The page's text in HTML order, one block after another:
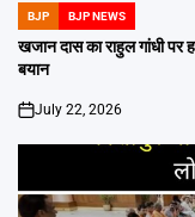
POSTED
IN
BJP BJP NEWS
खजान दास का राहुल गांधी पर
बयान
on
July 22, 2026